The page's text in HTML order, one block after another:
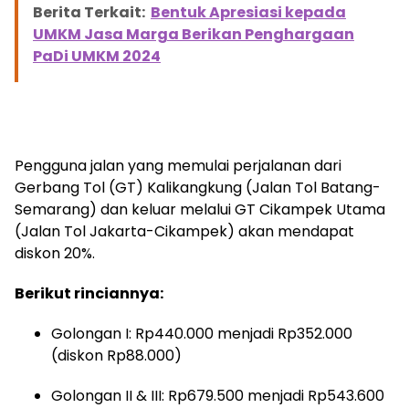
Berita Terkait: Bentuk Apresiasi kepada
UMKM Jasa Marga Berikan Penghargaan
PaDi UMKM 2024
Pengguna jalan yang memulai perjalanan dari
Gerbang Tol (GT) Kalikangkung (Jalan Tol Batang-
Semarang) dan keluar melalui GT Cikampek Utama
(Jalan Tol Jakarta-Cikampek) akan mendapat
diskon 20%.
Berikut rinciannya:
Golongan I: Rp440.000 menjadi Rp352.000
(diskon Rp88.000)
Golongan II & III: Rp679.500 menjadi Rp543.600